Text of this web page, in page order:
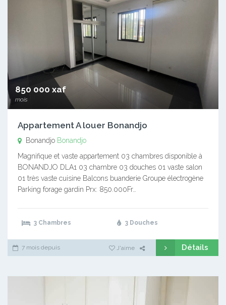
850 000 xaf
mois
Appartement A louer Bonandjo
Bonandjo Bonandjo
Magnifique et vaste appartement 03 chambres disponible à
BONANDJO DLA1 03 chambre 03 douches 01 vaste salon
01 très vaste cuisine Balcons buanderie Groupe électrogène
Parking forage gardin Prx: 850.000Fr…
3 Chambres 3 Douches
7 mois depuis J'aime Détails